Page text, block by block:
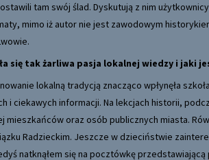
tam swój ślad. Dyskutują z nim
mimo iż autor nie jest zawodowym
się tak żarliwa pasja lokalnej wiedzy i jaki
lokalną tradycją znacząco wpłynęła
i ciekawych informacji. Na lekcjach historii,
mieszkańców oraz osób publicznych miasta.
Radzieckim. Jeszcze w dzieciństwie
natknąłem się na pocztówkę